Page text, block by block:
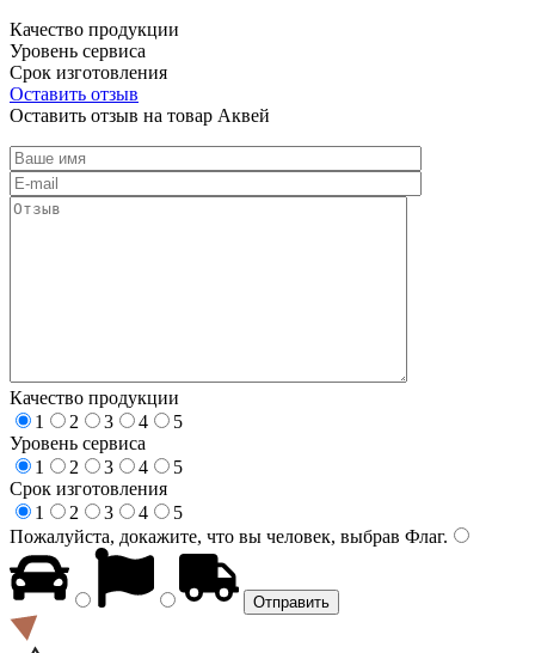
Качество продукции
Уровень сервиса
Срок изготовления
Оставить отзыв
Оставить отзыв на товар Аквей
Качество продукции
1
2 3 4
5
Уровень сервиса
1
2 3 4
5
Срок изготовления
1
2 3 4
5
Пожалуйста, докажите, что вы человек, выбрав Флаг.